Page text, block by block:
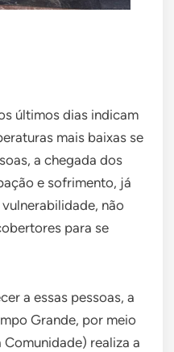
últimos dias indicam
mais baixas se
a chegada dos
e sofrimento, já
não
para se
a essas pessoas, a
Grande, por meio
realiza a